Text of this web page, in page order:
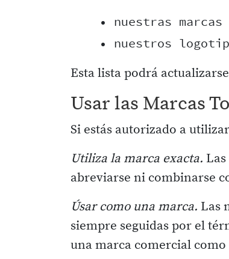
• nuestras marcas
Esta lista podrá
Usar las Marcas
Si estás autorizado a
Utiliza la marca exacta.
abreviarse ni combinarse
Úsar como una marca. Las
siempre seguidas por el
una marca comercial